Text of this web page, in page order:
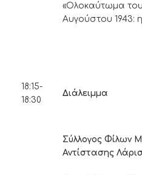
«Ολοκαύτωμα του
Αυγούστου 1943:
18:15-
18:30
Διάλειμμα
Σύλλογος Φίλων
Αντίστασης